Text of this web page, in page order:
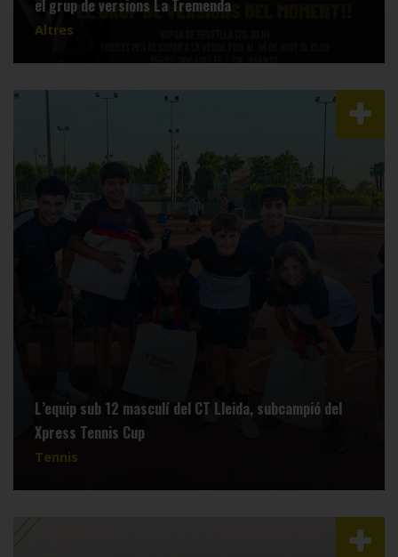
el grup de versions La Tremenda
Altres
L’equip sub 12 masculí del CT Lleida, subcampió del
Xpress Tennis Cup
Tennis